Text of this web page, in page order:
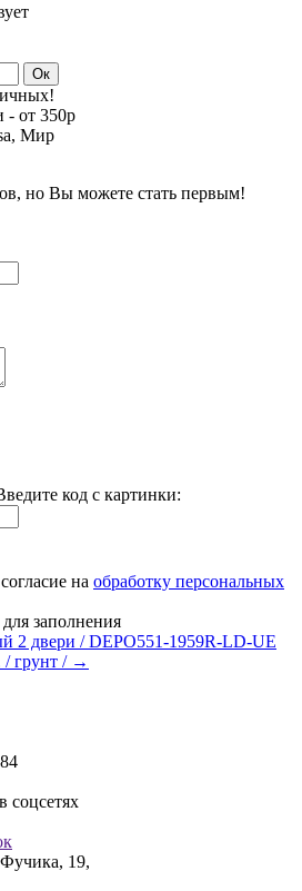
- от 350р
Мир
но Вы можете стать первым!
код с картинки:
на обработку персональных
заполнения
2 двери / DEPO551-1959R-LD-UE
/ грунт / →
соцсетях
19,